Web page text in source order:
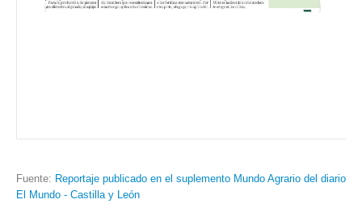
Fuente: Reportaje publicado en el suplemento Mundo Agrario del diario
El Mundo - Castilla y León